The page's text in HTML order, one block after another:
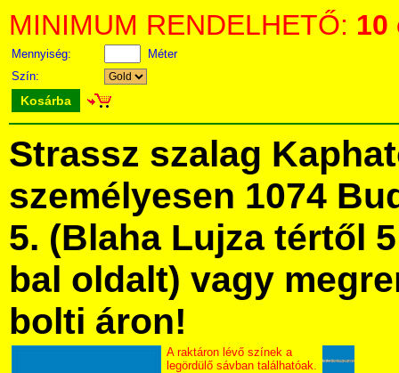
MINIMUM RENDELHETŐ: 10
Mennyiség:
Méter
Szín:
Kosárba
Strassz szalag
személyesen 1074
5. (Blaha Lujza tértől
bal oldalt) vagy
bolti áron!
A raktáron lévő színek a
legördülő sávban találhatóak.